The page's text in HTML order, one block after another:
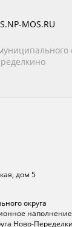
MOS.RU
дом 5
округа
Ново-